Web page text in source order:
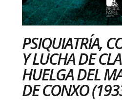
PSIQUIATRÍA,
Y LUCHA DE
HUELGA DEL
DE CONXO